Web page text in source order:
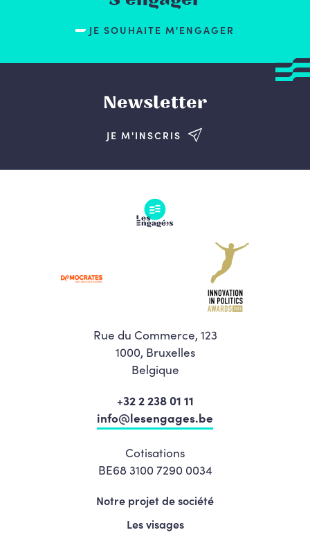
JE SOUHAITE M'ENGAGER
Newsletter
JE M'INSCRIS
Rue du Commerce, 123
1000, Bruxelles
Belgique
+32 2 238 01 11
info@lesengages.be
Cotisations
BE68 3100 7290 0034
Notre projet de société
Les visages